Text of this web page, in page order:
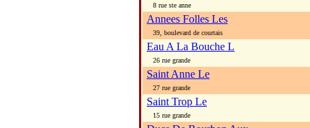
8 rue ste anne
Annees Folles Les
39, boulevard de courtais
Eau A La Bouche L
26 rue grande
Saint Anne Le
27 rue grande
Saint Trop Le
15 rue grande